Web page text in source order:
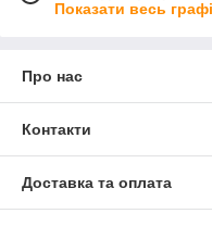
Показати весь
Про нас
Контакти
Доставка та оплата